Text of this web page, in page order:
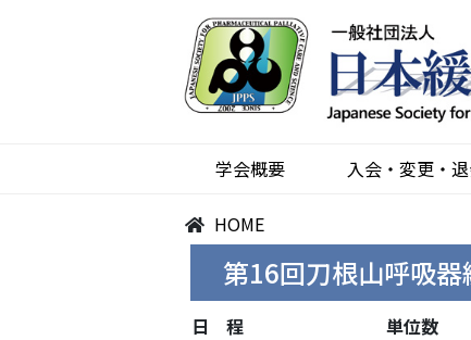
学会概要 入会・変更・
HOME
第16回刀根山呼吸
日 程 単位数